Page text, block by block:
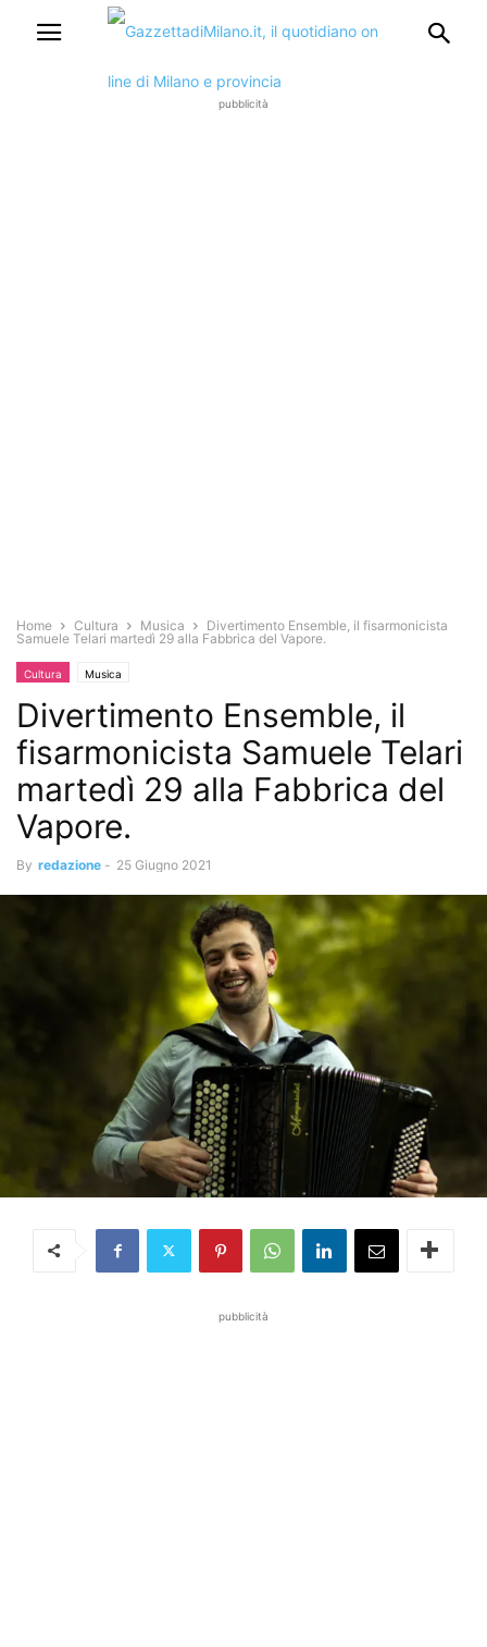
pubblicità
Home Cultura Musica
Divertimento Ensemble, il fisarmonicista
Samuele Telari martedì 29 alla Fabbrica del Vapore.
Cultura Musica
Divertimento Ensemble, il
fisarmonicista Samuele Telari
martedì 29 alla Fabbrica del
Vapore.
By redazione - 25 Giugno 2021
pubblicità